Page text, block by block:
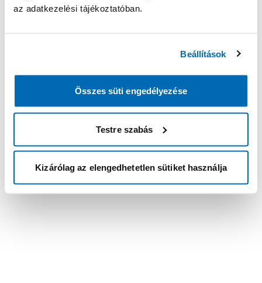
az adatkezelési tájékoztatóban.
Beállítások
Összes süti engedélyezése
Testre szabás
Kizárólag az elengedhetetlen sütiket használja